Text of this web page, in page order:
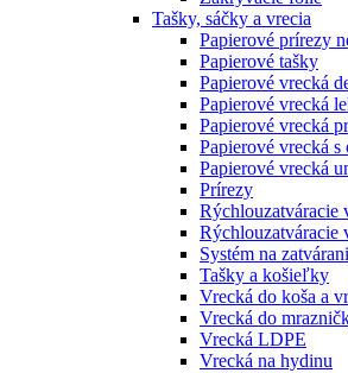
Tašky, sáčky a vrecia
Papierové prírezy
Papierové tašky
Papierové vrecká
Papierové vrecká
Papierové vrecká
Papierové vrecká
Papierové vrecká
Prírezy
Rýchlouzatváracie
Rýchlouzatváracie
Systém na
Tašky a košieľky
Vrecká do koša a
Vrecká do
Vrecká LDPE
Vrecká na hydinu